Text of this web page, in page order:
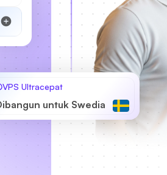
VPS Ultracepat
untuk Swedia